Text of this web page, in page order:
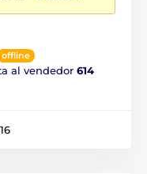
offline
al vendedor 614